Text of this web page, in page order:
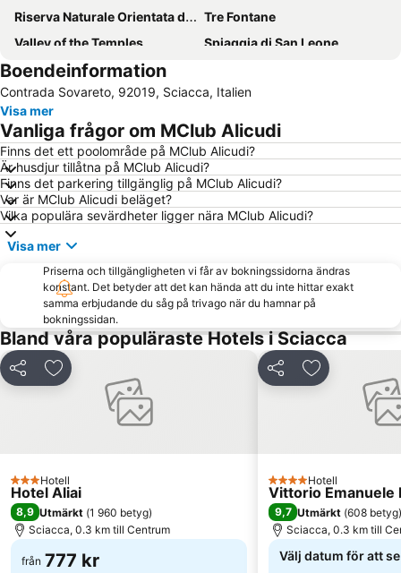
Riserva Naturale Orientata di Torre Salsa
Tre Fontane
Valley of the Temples
Spiaggia di San Leone
Boendeinformation
Contrada Sovareto, 92019, Sciacca, Italien
Visa mer
Vanliga frågor om MClub Alicudi
Finns det ett poolområde på MClub Alicudi?
Är husdjur tillåtna på MClub Alicudi?
Finns det parkering tillgänglig på MClub Alicudi?
Var är MClub Alicudi beläget?
Vilka populära sevärdheter ligger nära MClub Alicudi?
Visa mer
Priserna och tillgängligheten vi får av bokningssidorna ändras
konstant. Det betyder att det kan hända att du inte hittar exakt
samma erbjudande du såg på trivago när du hamnar på
bokningssidan.
Bland våra populäraste Hotels i Sciacca
Dela Lägg till i Mina Favoriter
3 Stjärnor
Hotell
Hotel Aliai
8,9 Utmärkt (1 960 betyg)
Sciacca, 0.3 km till Centrum
från 777 kr
Dela Lägg till i
4 Stjärnor
Hotell
Vittorio Emanuele
9,7 Utmärkt (608 betyg)
Sciacca, 0.3 km till
Välj datum för att